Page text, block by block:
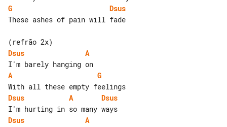
G
Dsus
These ashes of pain will fade
Dsus
A
A
G
Dsus
A
Dsus
Dsus
A